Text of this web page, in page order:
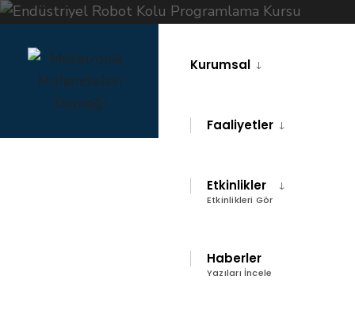
content
Kurumsal
Faaliyetler
Etkinlikler
Etkinlikleri Gör
Haberler
Yazıları İncele
ENDÜSTRIYEL ROBOT KOLU PROGRAMLAMA KURSU